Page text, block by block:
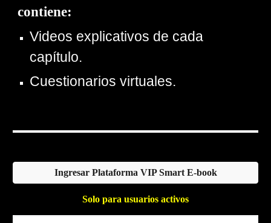
contiene:
Videos explicativos de cada
capítulo.
Cuestionarios virtuales.
Ingresar Plataforma VIP Smart E-book
Solo para usuarios activos